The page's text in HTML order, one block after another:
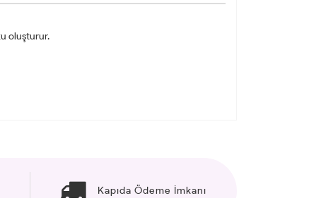
oluşturur.
Kapıda Ödeme İmkanı